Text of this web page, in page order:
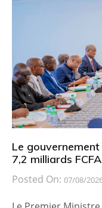
Le
7,2 milliards
Posted On: 07/08/